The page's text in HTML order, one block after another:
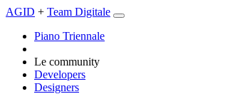
AGID + Team Digitale
Piano Triennale
Le community
Developers
Designers